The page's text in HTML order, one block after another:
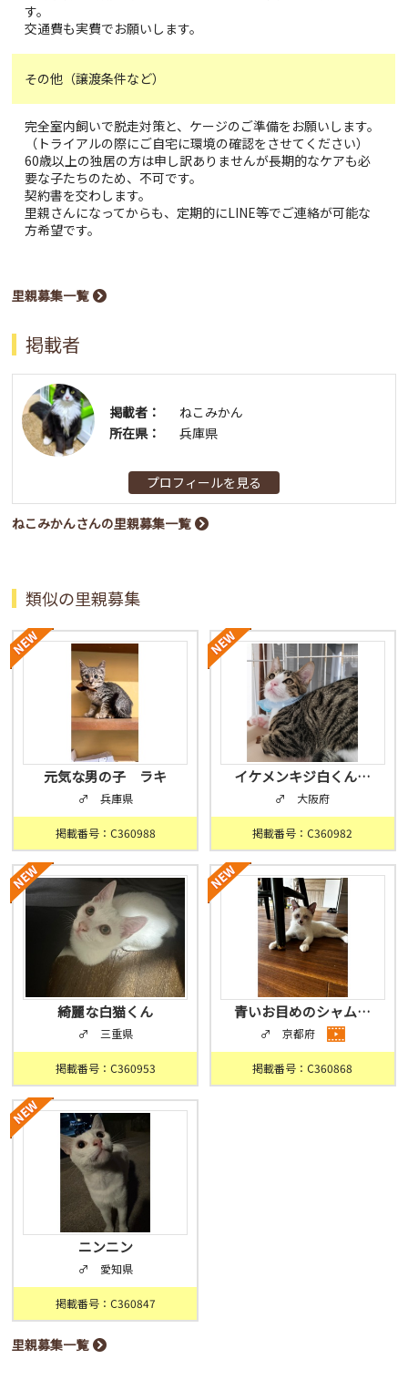
す。
交通費も実費でお願いします。
その他（譲渡条件など）
完全室内飼いで脱走対策と、ケージのご準備をお願いします。
（トライアルの際にご自宅に環境の確認をさせてください）
60歳以上の独居の方は申し訳ありませんが長期的なケアも必
要な子たちのため、不可です。
契約書を交わします。
里親さんになってからも、定期的にLINE等でご連絡が可能な
方希望です。
里親募集一覧
掲載者
掲載者：
ねこみかん
所在県：
兵庫県
プロフィールを見る
ねこみかんさんの里親募集一覧
類似の里親募集
元気な男の子 ラキ
♂ 兵庫県
掲載番号：C360988
イケメンキジ白くん…
♂ 大阪府
掲載番号：C360982
綺麗な白猫くん
♂ 三重県
掲載番号：C360953
青いお目めのシャム…
♂ 京都府
掲載番号：C360868
ニンニン
♂ 愛知県
掲載番号：C360847
里親募集一覧